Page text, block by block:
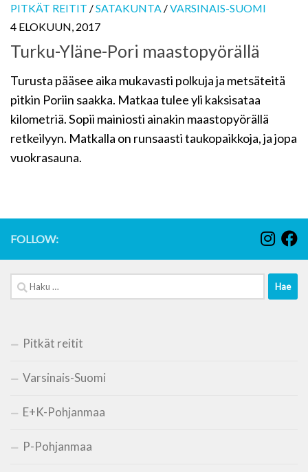
PITKÄT REITIT /SATAKUNTA /VARSINAIS-SUOMI
4 ELOKUUN, 2017
Turku-Yläne-Pori maastopyörällä
Turusta pääsee aika mukavasti polkuja ja metsäteitä
pitkin Poriin saakka. Matkaa tulee yli kaksisataa
kilometriä. Sopii mainiosti ainakin maastopyörällä
retkeilyyn. Matkalla on runsaasti taukopaikkoja, ja jopa
vuokrasauna.
FOLLOW:
Haku:
Pitkät reitit
Varsinais-Suomi
E+K-Pohjanmaa
P-Pohjanmaa